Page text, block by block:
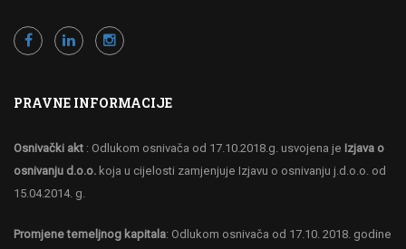
PRAVNE INFORMACIJE
Osnivački akt : Odlukom osnivača od 17.10.2018.g. usvojena je Izjava o
osnivanju d.o.o. koja u cijelosti zamjenjuje Izjavu o osnivanju j.d.o.o. od
15.04.2014. g.
Promjene temeljnog kapitala: Odlukom osnivača od 17.10. 2018. godine